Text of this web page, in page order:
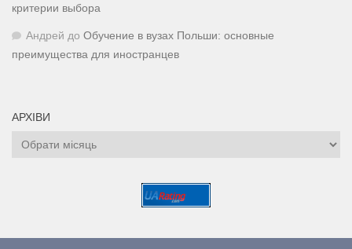
критерии выбора
Андрей до Обучение в вузах Польши: основные
преимущества для иностранцев
АРХІВИ
Архіви